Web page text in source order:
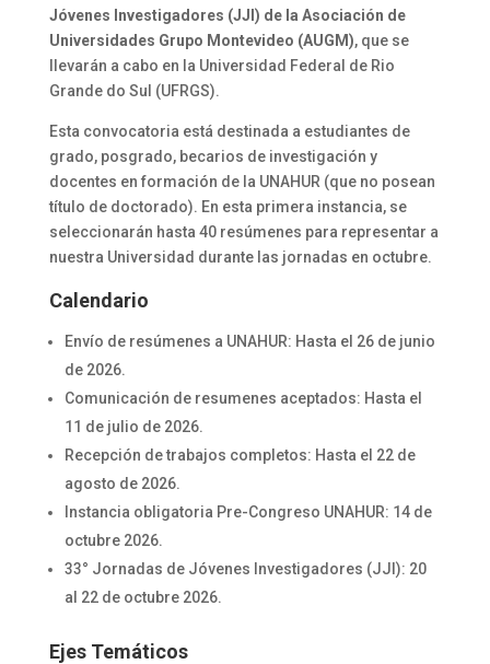
Jóvenes Investigadores (JJI) de la Asociación de
Universidades Grupo Montevideo (AUGM), que se
llevarán a cabo en la Universidad Federal de Rio
Grande do Sul (UFRGS).
Esta convocatoria está destinada a estudiantes de
grado, posgrado, becarios de investigación y
docentes en formación de la UNAHUR (que no posean
título de doctorado). En esta primera instancia, se
seleccionarán hasta 40 resúmenes para representar a
nuestra Universidad durante las jornadas en octubre.
Calendario
Envío de resúmenes a UNAHUR: Hasta el 26 de junio
de 2026.
Comunicación de resumenes aceptados: Hasta el
11 de julio de 2026.
Recepción de trabajos completos: Hasta el 22 de
agosto de 2026.
Instancia obligatoria Pre-Congreso UNAHUR: 14 de
octubre 2026.
33° Jornadas de Jóvenes Investigadores (JJI): 20
al 22 de octubre 2026.
Ejes Temáticos